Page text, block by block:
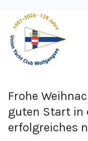
Frohe
guten Start in
erfolgreiches